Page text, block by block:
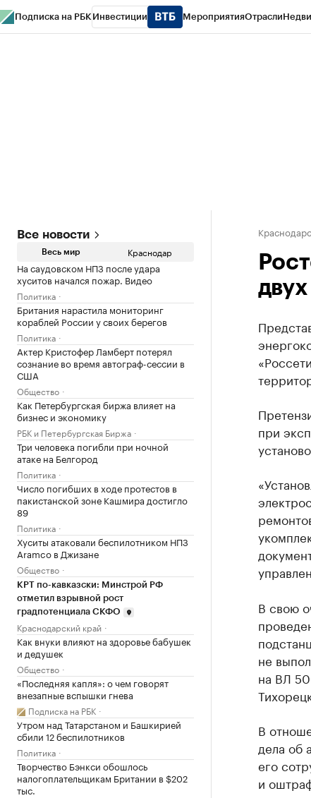
Подписка на РБК Инвестиции МероприятияОтрасли
Все новости
Весь мир Краснодар
На саудовском НПЗ после удара
хуситов начался пожар. Видео
Политика
Британия нарастила мониторинг
кораблей России у своих берегов
Политика
Актер Кристофер Ламберт потерял
сознание во время автограф-сессии в
США
Общество
Как Петербургская биржа влияет на
бизнес и экономику
РБК и Петербургская Биржа
Три человека погибли при ночной
атаке на Белгород
Политика
Число погибших в ходе протестов в
пакистанской зоне Кашмира достигло
89
Политика
Хуситы атаковали беспилотником НПЗ
Aramco в Джизане
Общество
КРТ по-кавказски: Минстрой РФ
отметил взрывной рост
градпотенциала СКФО
Краснодарский край
Как внуки влияют на здоровье бабушек
и дедушек
Общество
«Последняя капля»: о чем говорят
внезапные вспышки гнева
Подписка на РБК
Утром над Татарстаном и Башкирией
сбили 12 беспилотников
Политика
Творчество Бэнкси обошлось
налогоплательщикам Британии в $202
тыс.
при
В свою
не
на ВЛ
В
дела об
его
и